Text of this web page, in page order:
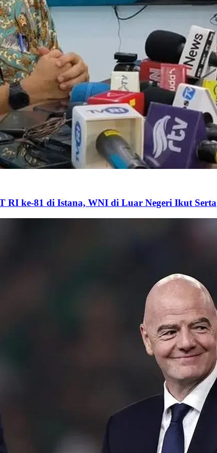
RI ke-81 di Istana, WNI di Luar Negeri Ikut Serta